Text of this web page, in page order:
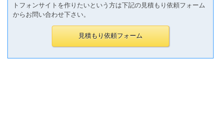
トフォンサイトを作りたいという方は下記の見積もり依頼フォーム
からお問い合わせ下さい。